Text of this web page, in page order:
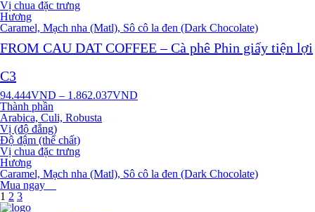
Vị chua đặc trưng
Hương
Caramel, Mạch nha (Matl), Sô cô la đen (Dark Chocolate)
FROM CAU DAT COFFEE – Cà phê Phin giấy tiện lợi
C3
94.444VND – 1.862.037VND
Thành phần
Arabica, Culi, Robusta
Vị (độ đắng)
Độ đậm (thể chất)
Vị chua đặc trưng
Hương
Caramel, Mạch nha (Matl), Sô cô la đen (Dark Chocolate)
Mua ngay
1 2 3